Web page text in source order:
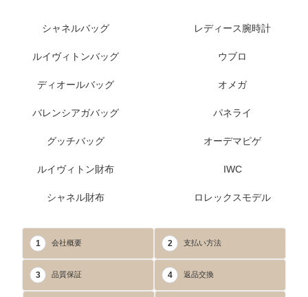
シャネルバッグ
ルイヴィトンバッグ
ディオールバッグ
バレンシアガバッグ
グッチバッグ
ルイヴィトン財布
シャネル財布
レディース腕時計
ウブロ
オメガ
パネライ
オーデマピゲ
IWC
ロレックスモデル
1 会社概要 2 支払い方法
3 品質保証 4 返品交換